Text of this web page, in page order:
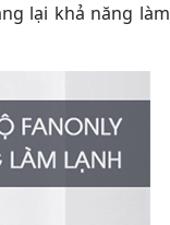
lại khả năng làm